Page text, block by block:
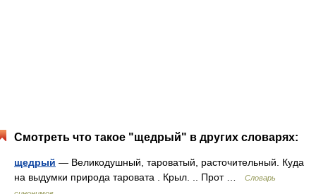
Смотреть что такое "щедрый" в других словарях:
щедрый — Великодушный, тароватый, расточительный. Куда
на выдумки природа таровата . Крыл. .. Прот …
Словарь